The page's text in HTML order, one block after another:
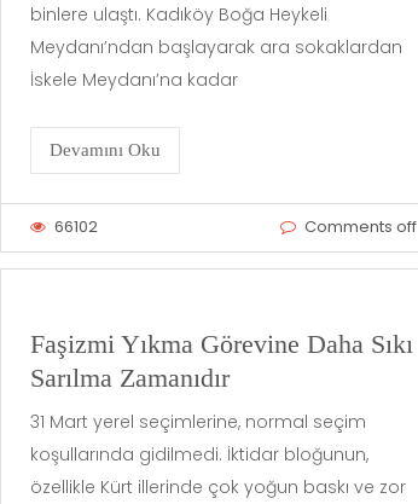
binlere ulaştı. Kadıköy Boğa Heykeli
Meydanı’ndan başlayarak ara sokaklardan
İskele Meydanı’na kadar
Devamını Oku
66102 Comments off
Faşizmi Yıkma Görevine Daha Sıkı
Sarılma Zamanıdır
31 Mart yerel seçimlerine, normal seçim
koşullarında gidilmedi. İktidar bloğunun,
özellikle Kürt illerinde çok yoğun baskı ve zor